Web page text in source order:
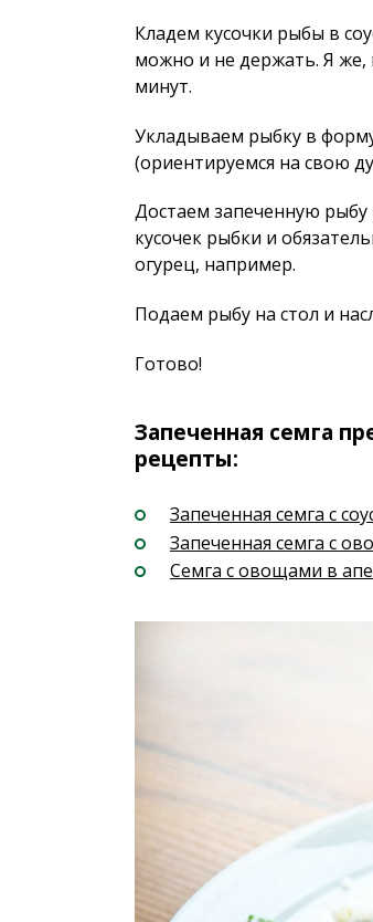
Кладем кусочки рыбы в
можно и не держать. Я же,
минут.
Укладываем рыбку в
(ориентируемся на свою
Достаем запеченную рыбу
кусочек рыбки и
огурец, например.
Подаем рыбу на стол и
Готово!
Запеченная семга
рецепты:
Запеченная семга с
Запеченная семга с
Семга с овощами в